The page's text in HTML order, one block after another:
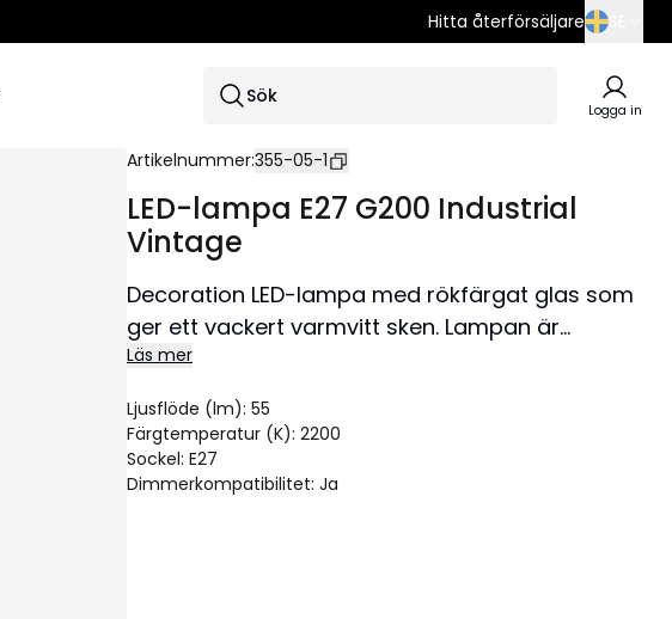
Hitta återförsäljare
SE
EN
Sök
Logga in
Artikelnummer:355-05-1
LED-lampa E27 G200 Industrial
Vintage
Decoration LED-lampa med rökfärgat glas som
ger ett vackert varmvitt sken. Lampan är
dimmerkompatibel och har E27-sockel.
#heavysmoke
Läs mer
Ljusflöde (lm): 55
Färgtemperatur (K): 2200
Sockel: E27
Dimmerkompatibilitet: Ja